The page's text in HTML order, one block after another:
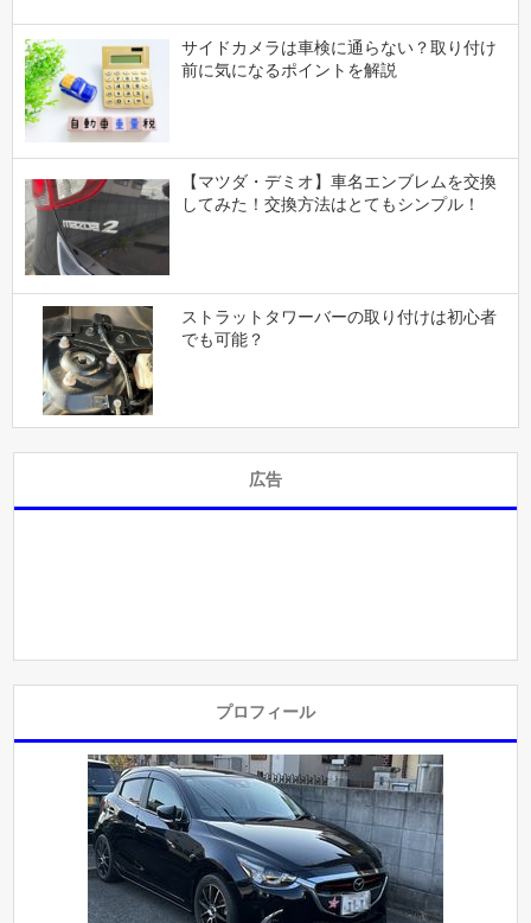
サイドカメラは車検に通らない？取り付け
前に気になるポイントを解説
【マツダ・デミオ】車名エンブレムを交換
してみた！交換方法はとてもシンプル！
ストラットタワーバーの取り付けは初心者
でも可能？
広告
プロフィール